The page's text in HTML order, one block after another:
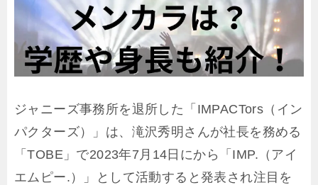
ジャニーズ事務所を退所した「IMPACTors（イン
パクターズ）」は、滝沢秀明さんが社長を務める
「TOBE」で2023年7月14日にから「IMP.（アイ
エムピー.）」として活動すると発表され注目を